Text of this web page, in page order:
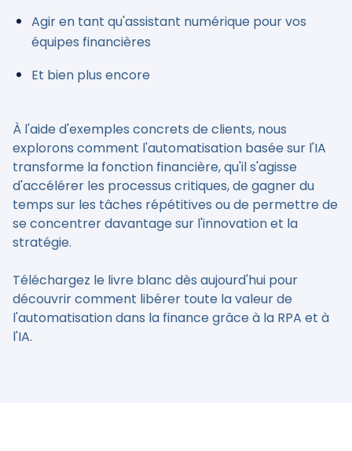
Agir en tant qu'assistant numérique pour vos
équipes financières
Et bien plus encore
À l'aide d'exemples concrets de clients, nous
explorons comment l'automatisation basée sur l'IA
transforme la fonction financière, qu'il s'agisse
d'accélérer les processus critiques, de gagner du
temps sur les tâches répétitives ou de permettre de
se concentrer davantage sur l'innovation et la
stratégie.
Téléchargez le livre blanc dès aujourd'hui pour
découvrir comment libérer toute la valeur de
l'automatisation dans la finance grâce à la RPA et à
l'IA.